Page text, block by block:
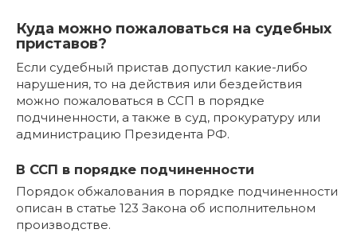
Куда можно пожаловаться на судебных
приставов?
Если судебный пристав допустил какие-либо
нарушения, то на действия или бездействия
можно пожаловаться в ССП в порядке
подчиненности, а также в суд, прокуратуру или
администрацию Президента РФ.
В ССП в порядке подчиненности
Порядок обжалования в порядке подчиненности
описан в статье 123 Закона об исполнительном
производстве.